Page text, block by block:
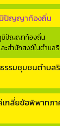
ปัญญาท้องถิ่น
มิปัญญาท้องถิ่น
ะสำนักสงฆ์ในตำบล
รรมชุมชนตำบล
เกลี่ยข้อพิพาทภา